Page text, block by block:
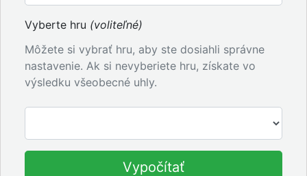
Vyberte hru (voliteľné)
Môžete si vybrať hru, aby ste dosiahli správne
nastavenie. Ak si nevyberiete hru, získate vo
výsledku všeobecné uhly.
Vypočítať